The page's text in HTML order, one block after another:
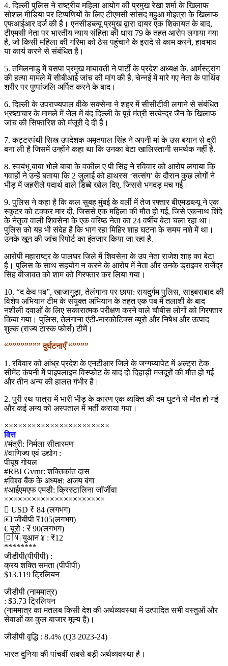
4. दिल्ली पुलिस ने राष्ट्रीय महिला आयोग की प्रमुख रेखा शर्मा के खिलाफ
सोशल मीडिया पर टिप्पणियों के लिए टीएमसी सांसद महुआ मोइत्रा के खिलाफ
एफआईआर दर्ज की है। एनसीडब्ल्यू प्रमुख द्वारा दायर एक शिकायत के बाद,
टीएमसी नेता पर भारतीय न्याय संहिता की धारा 79 के तहत आरोप लगाया गया
है, जो किसी महिला की गरिमा को ठेस पहुंचाने के इरादे से काम करने, हावभाव
या कार्य करने से संबंधित है।
5. तमिलनाडु में बसपा प्रमुख मायावती ने पार्टी के प्रदेश अध्यक्ष के. आर्मस्ट्रांग
की हत्या मामले में सीबीआई जांच की मांग की है. चेन्नई में मारे गए नेता के पार्थिव
शरीर पर पुष्पांजलि अर्पित करने के बाद।
6. दिल्ली के उपराज्यपाल वीके सक्सेना ने शहर में सीसीटीवी लगाने से संबंधित
भ्रष्टाचार के मामले में जेल में बंद दिल्ली के पूर्व मंत्री सत्येन्द्र जैन के खिलाफ
जांच की सिफारिश को मंजूरी दे दी है।
7. कट्टरपंथी सिख उपदेशक अमृतपाल सिंह ने अपनी मां के उस बयान से दूरी
बना ली है जिसमें उन्होंने कहा था कि उनका बेटा खालिस्तानी समर्थक नहीं है.
8. स्वयंभू बाबा भोले बाबा के वकील ए पी सिंह ने रविवार को आरोप लगाया कि
गवाहों ने उन्हें बताया कि 2 जुलाई को हाथरस ‘सत्संग’ के दौरान कुछ लोगों ने
भीड़ में जहरीले पदार्थ वाले डिब्बे खोल दिए, जिससे भगदड़ मच गई।
9. पुलिस ने कहा है कि कल सुबह मुंबई के वर्ली में तेज रफ्तार बीएमडब्ल्यू ने एक
स्कूटर को टक्कर मार दी, जिससे एक महिला की मौत हो गई, जिसे एकनाथ शिंदे
के नेतृत्व वाली शिवसेना के एक वरिष्ठ नेता का 24 वर्षीय बेटा चला रहा था।
पुलिस को यह भी संदेह है कि भाग रहा मिहिर शाह घटना के समय नशे में था।
उनके खून की जांच रिपोर्ट का इंतजार किया जा रहा है.
आरोपी महाराष्ट्र के पालघर जिले में शिवसेना के उप नेता राजेश शाह का बेटा
है। पुलिस के साथ सहयोग न करने के आरोप में नेता और उनके ड्राइवर राजेंद्र
सिंह बीजावत को शाम को गिरफ्तार कर लिया गया।
10. “द केव पब”, खाजागुड़ा, तेलंगाना पर छापा: रायदुर्गम पुलिस, साइबराबाद की
विशेष अभियान टीम के संयुक्त अभियान के तहत एक पब में तलाशी के बाद
नशीली दवाओं के लिए सकारात्मक परीक्षण करने वाले चौबीस लोगों को गिरफ्तार
किया गया। पुलिस, तेलंगाना एंटी-नारकोटिक्स ब्यूरो और निषेध और उत्पाद
शुल्क (राज्य टास्क फोर्स) टीमें।
“”””””””” दुर्घटनाएँ “””””
1. रविवार को आंध्र प्रदेश के एनटीआर जिले के जग्गय्यापेट में अल्ट्रा टेक
सीमेंट कंपनी में पाइपलाइन विस्फोट के बाद दो दिहाड़ी मजदूरों की मौत हो गई
और तीन अन्य की हालत गंभीर है।
2. पुरी रथ यात्रा में भारी भीड़ के कारण एक व्यक्ति की दम घुटने से मौत हो गई
और कई अन्य को अस्पताल में भर्ती कराया गया।
×××××××××××××××××××××××
वित्त
#मंत्री: निर्मला सीतारमण
#वाणिज्य एवं उद्योग :
पीयूष गोयल
#RBI Gvrnr: शक्तिकांत दास
#विश्व बैंक के अध्यक्ष: अजय बंगा
#आईएमएफ एमडी: क्रिस्टालिना जॉर्जीवा
××××××××××××××××××××××
 USD ₹ 84 (लगभग)
💷 जीबीपी ₹105(लगभग)
€ यूरो : ₹ 90(लगभग)
🇨🇳 युआन ¥ : ₹12
********
जीडीपी(पीपीपी) :
क्रय शक्ति समता (पीपीपी)
$13.119 ट्रिलियन
जीडीपी (नाममात्र)
: $3.73 ट्रिलियन
(नाममात्र का मतलब किसी देश की अर्थव्यवस्था में उत्पादित सभी वस्तुओं और
सेवाओं का कुल बाजार मूल्य है)।
जीडीपी वृद्धि : 8.4% (Q3 2023-24)
भारत दुनिया की पांचवीं सबसे बड़ी अर्थव्यवस्था है।